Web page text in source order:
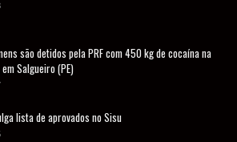
são detidos pela PRF com 450 kg de cocaína na
Salgueiro (PE)
lista de aprovados no Sisu